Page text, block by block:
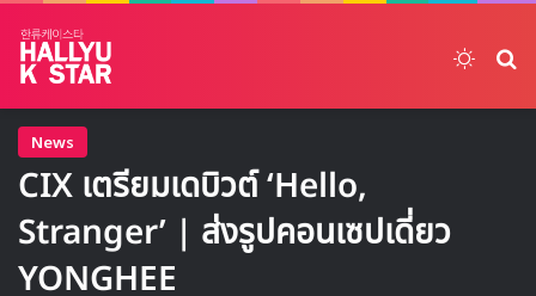
News
CIX เตรียมเดบิวต์ ‘Hello,
Stranger’ | ส่งรูปคอนเซปเดี่ยว
YONGHEE